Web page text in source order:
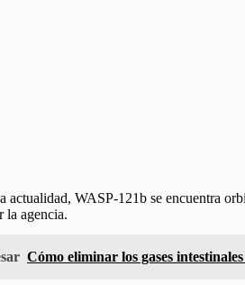
actualidad, WASP-121b se encuentra
la agencia.
Cómo eliminar los gases